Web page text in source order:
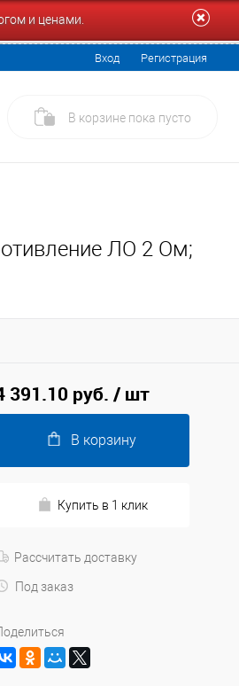
и ценами.
Вход Регистрация
В корзине пока пусто
ЛО 2 Ом;
391.10 руб. / шт
В корзину
Купить в 1 клик
Рассчитать доставку
Под заказ